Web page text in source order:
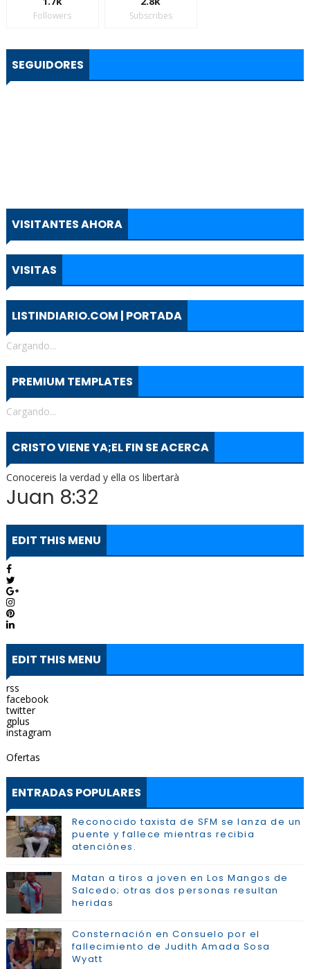
Followers Subscribes
SEGUIDORES
VISITANTES AHORA
VISITAS
LISTINDIARIO.COM | PORTADA
Cargando...
PREMIUM TEMPLATES
Cargando...
CRISTO VIENE YA;EL FIN SE ACERCA
Conocereis la verdad y ella os libertarà
Juan 8:32
EDIT THIS MENU
EDIT THIS MENU
rss
facebook
twitter
gplus
instagram
Ofertas
ENTRADAS POPULARES
Reconocido taxista de SFM se lanza de un
puente y fallece mientras recibia
atenciónes.
Matan a tiros a joven en Los Mangos de
Salcedo; otras dos personas resultan
heridas
Consternación en Consuelo por el
fallecimiento de Judith Amada Sosa
Wyatt